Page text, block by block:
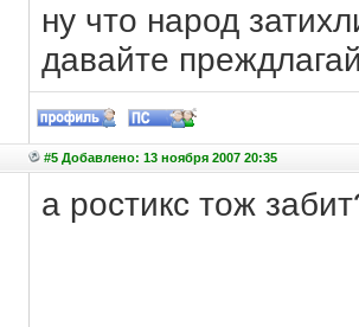
ну что народ
давайте
#5 Добавлено: 13 ноября 2007 20:35
а ростикс тож